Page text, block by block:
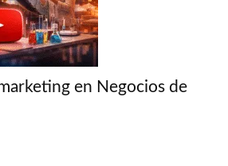
en Negocios de